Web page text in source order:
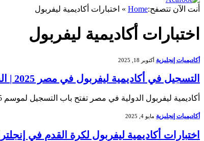
أنت الآن تتصفح:Home
» اختبارات أكاديمية ليفربول
اختبارات أكاديمية ليفربول
أكاديميات إنجليزية أكتوبر 18, 2025
التسجيل في أكاديمية ليفربول في مصر 2025 | الشروط والمميزات الكاملة
أكاديمية ليفربول الدولية في مصر تفتح باب التسجيل لموسم 2025. اكتشف الشروط، البرامج، وخطوات التقديم لتبدأ مسيرتك الكروية تحت إشراف ليفربول العالمي.
أكاديميات إنجليزية مايو 4, 2025
اختبارات أكاديمية ليفربول لكرة القدم في إنجلترا 2025 – كيف تسجل؟